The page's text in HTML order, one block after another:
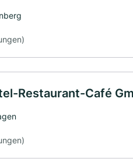
Restaurant-Café